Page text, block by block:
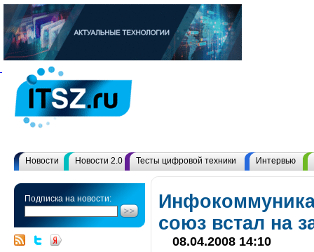
Новости Новости 2.0 Тесты цифровой техники Интервью
Подписка на новости:
союз встал на
08.04.2008 14:10